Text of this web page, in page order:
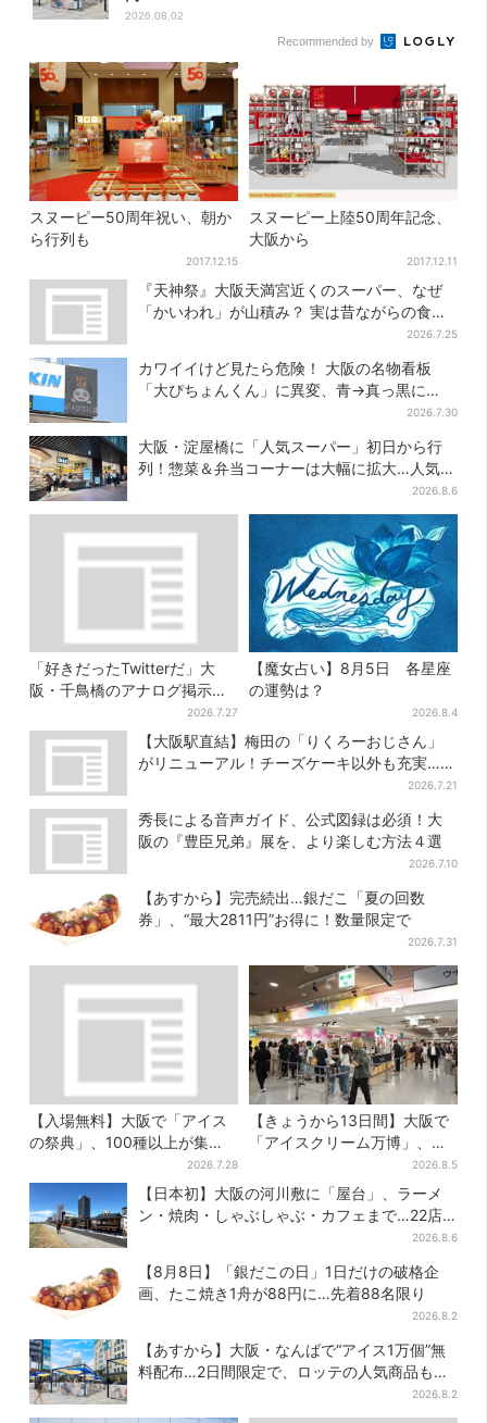
2026.08.02
Recommended by
スヌーピー50周年祝い、朝か
ら行列も
2017.12.15
スヌーピー上陸50周年記念、
大阪から
2017.12.11
『天神祭』大阪天満宮近くのスーパー、なぜ
「かいわれ」が山積み？ 実は昔ながらの食文
2026.7.25
カワイイけど見たら危険！ 大阪の名物看板
「大ぴちょんくん」に異変、青→真っ黒に…
2026.7.30
大阪・淀屋橋に「人気スーパー」初日から行
列！惣菜＆弁当コーナーは大幅に拡大…人気商
2026.8.6
「好きだったTwitterだ」大
阪・千鳥橋のアナログ掲示板
が話題、かつて駅にあった“伝
言板”がモデルに
2026.7.27
【魔女占い】8月5日 各星座
の運勢は？
2026.8.4
【大阪駅直結】梅田の「りくろーおじさん」
がリニューアル！チーズケーキ以外も充実…並
2026.7.21
秀長による音声ガイド、公式図録は必須！大
阪の『豊臣兄弟』展を、より楽しむ方法４選
2026.7.10
【あすから】完売続出…銀だこ「夏の回数
券」、“最大2811円”お得に！数量限定で
2026.7.31
【入場無料】大阪で「アイス
の祭典」、100種以上が集
結！グッズ＆タダ券が当たる
巨大ガチャも
2026.7.28
【きょうから13日間】大阪で
「アイスクリーム万博」、全
国34ブランド・100種超…初
登場の「チョコソフト」に行
列
2026.8.5
【日本初】大阪の河川敷に「屋台」、ラーメ
ン・焼肉・しゃぶしゃぶ・カフェまで…22店
2026.8.6
【8月8日】「銀だこの日」1日だけの破格企
画、たこ焼き1舟が88円に…先着88名限り
2026.8.2
【あすから】大阪・なんばで“アイス1万個”無
料配布…2日間限定で、ロッテの人気商品もら
2026.8.2